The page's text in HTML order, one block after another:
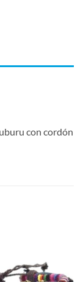
con cordón